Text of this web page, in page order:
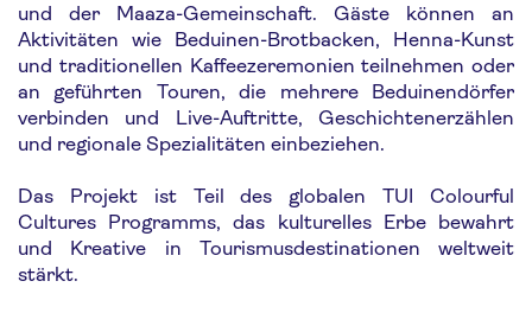
und der Maaza-Gemeinschaft. Gäste können an
Aktivitäten wie Beduinen-Brotbacken, Henna-Kunst
und traditionellen Kaffeezeremonien teilnehmen oder
an geführten Touren, die mehrere Beduinendörfer
verbinden und Live-Auftritte, Geschichtenerzählen
und regionale Spezialitäten einbeziehen.
Das Projekt ist Teil des globalen TUI Colourful
Cultures Programms, das kulturelles Erbe bewahrt
und Kreative in Tourismusdestinationen weltweit
stärkt.